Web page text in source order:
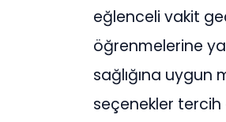
eğlenceli vakit
öğrenmelerine
sağlığına
seçenekler tercih